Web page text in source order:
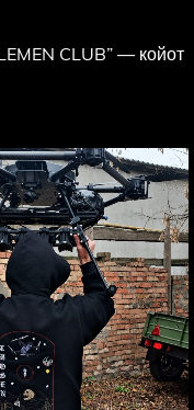
CLUB” — койот